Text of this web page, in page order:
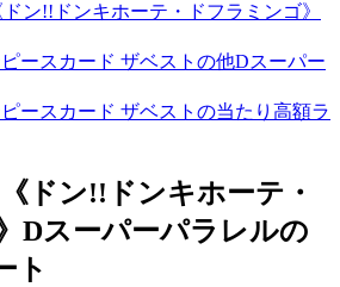
ドン!!ドンキホーテ・ドフラミンゴ》
ピースカード ザベストの他Dスーパー
ピースカード ザベストの当たり高額ラ
《ドン!!ドンキホーテ・
Dスーパーパラレルの
ト